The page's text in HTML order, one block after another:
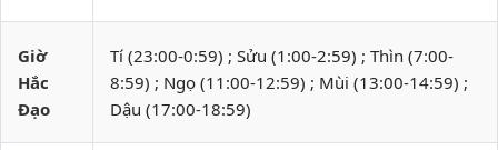
Giờ
Hắc
Đạo
Tí (23:00-0:59) ; Sửu (1:00-2:59) ; Thìn (7:00-
8:59) ; Ngọ (11:00-12:59) ; Mùi (13:00-14:59) ;
Dậu (17:00-18:59)